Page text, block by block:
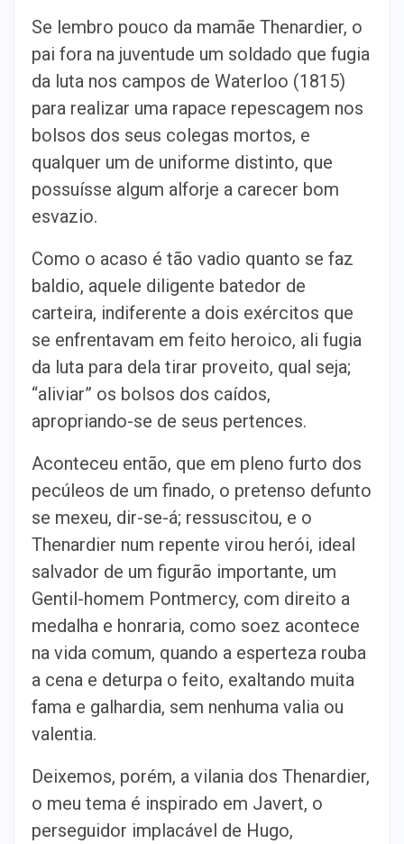
Se lembro pouco da mamãe Thenardier, o
pai fora na juventude um soldado que fugia
da luta nos campos de Waterloo (1815)
para realizar uma rapace repescagem nos
bolsos dos seus colegas mortos, e
qualquer um de uniforme distinto, que
possuísse algum alforje a carecer bom
esvazio.
Como o acaso é tão vadio quanto se faz
baldio, aquele diligente batedor de
carteira, indiferente a dois exércitos que
se enfrentavam em feito heroico, ali fugia
da luta para dela tirar proveito, qual seja;
“aliviar” os bolsos dos caídos,
apropriando-se de seus pertences.
Aconteceu então, que em pleno furto dos
pecúleos de um finado, o pretenso defunto
se mexeu, dir-se-á; ressuscitou, e o
Thenardier num repente virou herói, ideal
salvador de um figurão importante, um
Gentil-homem Pontmercy, com direito a
medalha e honraria, como soez acontece
na vida comum, quando a esperteza rouba
a cena e deturpa o feito, exaltando muita
fama e galhardia, sem nenhuma valia ou
valentia.
Deixemos, porém, a vilania dos Thenardier,
o meu tema é inspirado em Javert, o
perseguidor implacável de Hugo,